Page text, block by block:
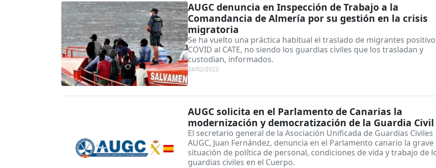
AUGC denuncia en Inspección de Trabajo a la
Comandancia de Almería por su gestión en la crisis
migratoria
Se ha vuelto una práctica habitual el traslado de migrantes
COVID al CATE, no siendo los guardias civiles que los trasladan y
custodian, informados.
24/02/2022
AUGC solicita en el Parlamento de Canarias la
modernización y democratización de la Guardia Civil
El secretario general de la Asociación Unificada de Guardias Civiles
AUGC, Juan Fernández, denuncia en el Parlamento canario la grave
situación de política de personal, condiciones de vida y trabajo de
guardias civiles en el Cuerpo.